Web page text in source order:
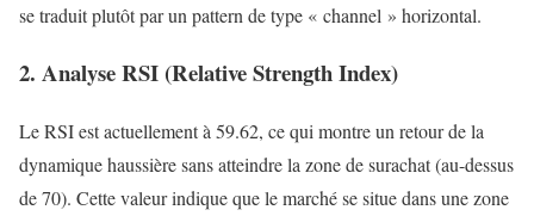
se traduit plutôt par un pattern de type « channel » horizontal.
2. Analyse RSI (Relative Strength Index)
Le RSI est actuellement à 59.62, ce qui montre un retour de la
dynamique haussière sans atteindre la zone de surachat (au-dessus
de 70). Cette valeur indique que le marché se situe dans une zone